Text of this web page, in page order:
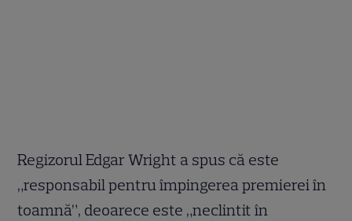
Regizorul Edgar Wright a spus că este
„responsabil pentru împingerea premierei în
toamnă”, deoarece este „neclintit în